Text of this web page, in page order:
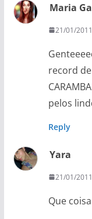
Maria
21/01/
record
pelos
Reply
Yara
21/01/
Que